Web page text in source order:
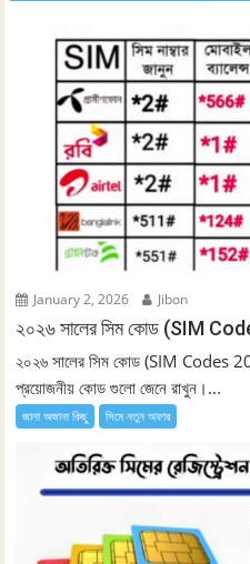
January 2, 2026 Jibon
২০২৬ সালের সিম কোড (SIM
২০২৬ সালের সিম কোড (SIM Codes
প্রয়োজনীয় কোড গুলো জেনে রাখুন।...
জানা অজানা কিছু সিমে নতুন ‍অফার